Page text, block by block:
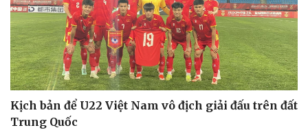
Kịch bản để U22 Việt Nam vô địch giải đấu trên đất
Trung Quốc